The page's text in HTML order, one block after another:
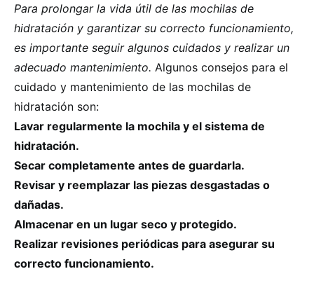
Para prolongar la vida útil de las mochilas de
hidratación y garantizar su correcto funcionamiento,
es importante seguir algunos cuidados y realizar un
adecuado mantenimiento. Algunos consejos para el
cuidado y mantenimiento de las mochilas de
hidratación son:
Lavar regularmente la mochila y el sistema de
hidratación.
Secar completamente antes de guardarla.
Revisar y reemplazar las piezas desgastadas o
dañadas.
Almacenar en un lugar seco y protegido.
Realizar revisiones periódicas para asegurar su
correcto funcionamiento.